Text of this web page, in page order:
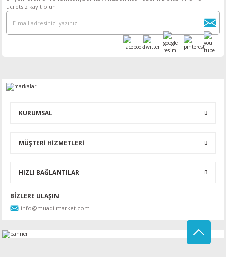
ücretsiz kayıt olun
KURUMSAL
MÜŞTERİ HİZMETLERİ
HIZLI BAĞLANTILAR
BİZLERE ULAŞIN
info@muadilmarket.com